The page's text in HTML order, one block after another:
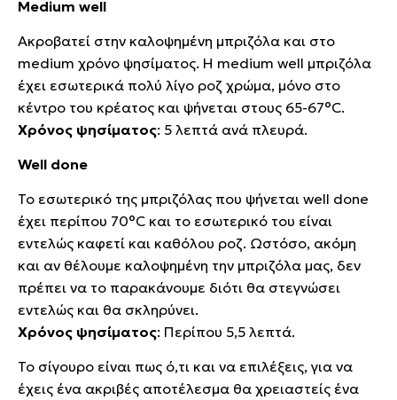
Medium well
Ακροβατεί στην καλοψημένη μπριζόλα και στο
medium χρόνο ψησίματος. Η medium well μπριζόλα
έχει εσωτερικά πολύ λίγο ροζ χρώμα, μόνο στο
κέντρο του κρέατος και ψήνεται στους 65-67°C.
Χρόνος ψησίματος: 5 λεπτά ανά πλευρά.
Well done
Το εσωτερικό της μπριζόλας που ψήνεται well done
έχει περίπου 70°C και το εσωτερικό του είναι
εντελώς καφετί και καθόλου ροζ. Ωστόσο, ακόμη
και αν θέλουμε καλοψημένη την μπριζόλα μας, δεν
πρέπει να το παρακάνουμε διότι θα στεγνώσει
εντελώς και θα σκληρύνει.
Χρόνος ψησίματος: Περίπου 5,5 λεπτά.
Το σίγουρο είναι πως ό,τι και να επιλέξεις, για να
έχεις ένα ακριβές αποτέλεσμα θα χρειαστείς ένα